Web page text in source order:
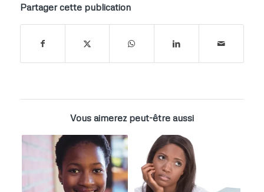
Partager cette publication
Vous aimerez peut-être aussi